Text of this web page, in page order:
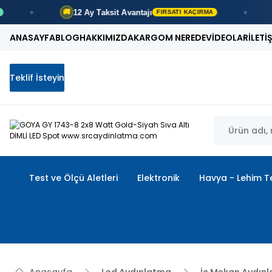
🚚 12 AyTaksit Avantajı FIRSATI KAÇIRMA 🚚
ANASAYFABLOGHAKKIMIZDAKARGOM NEREDEVİDEOLAR
Teklif İsteyin
Test ve Ölçü Aletleri Elektronik Havya - Lehim